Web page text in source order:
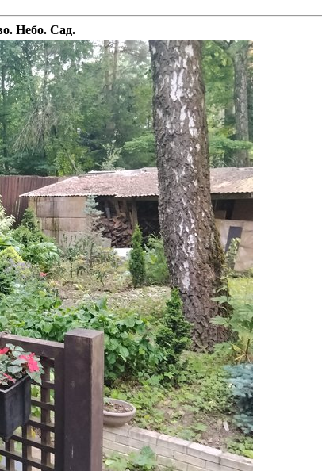
Небо. Сад.